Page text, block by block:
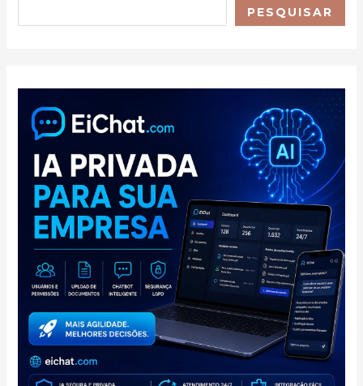
PESQUISAR